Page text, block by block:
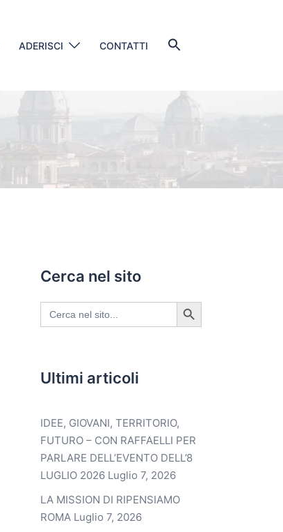
ADERISCI CONTATTI
Cerca nel sito
Search
for:
SEARCH BUTTON
Ultimi articoli
IDEE, GIOVANI, TERRITORIO,
FUTURO – CON RAFFAELLI PER
PARLARE DELL’EVENTO DELL’8
LUGLIO 2026 Luglio 7, 2026
LA MISSION DI RIPENSIAMO
ROMA Luglio 7, 2026